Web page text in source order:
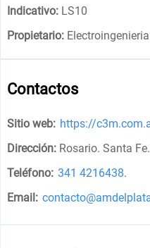
Indicativo: LS10
Propietario:
Contactos
Sitio web: https://
Dirección: Rosario. Santa
Teléfono: 341 4216438.
Email: